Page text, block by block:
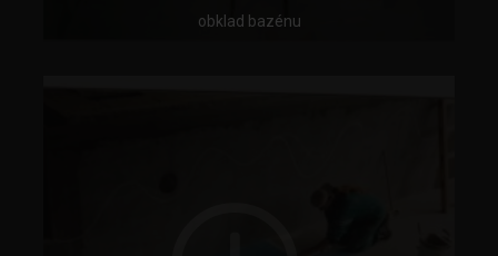
obklad bazénu